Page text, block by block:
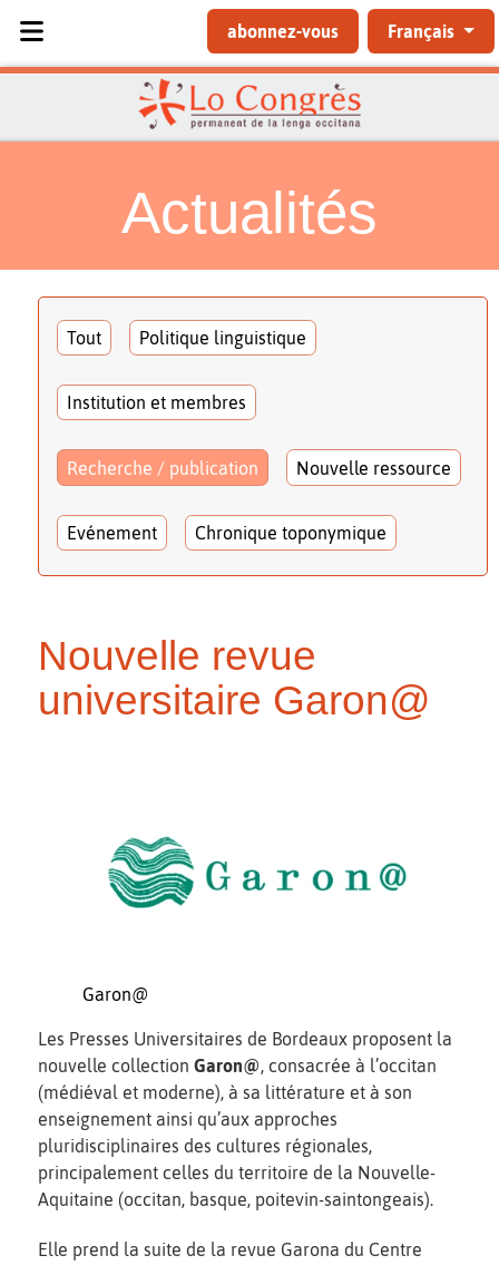
abonnez-vous Français
Actualités
Tout Politique linguistique
Institution et membres
Recherche / publication Nouvelle ressource
Evénement Chronique toponymique
Nouvelle revue
universitaire Garon@
Garon@
Les Presses Universitaires de Bordeaux proposent la
nouvelle collection Garon@, consacrée à l’occitan
(médiéval et moderne), à sa littérature et à son
enseignement ainsi qu’aux approches
pluridisciplinaires des cultures régionales,
principalement celles du territoire de la Nouvelle-
Aquitaine (occitan, basque, poitevin-saintongeais).
Elle prend la suite de la revue Garona du Centre